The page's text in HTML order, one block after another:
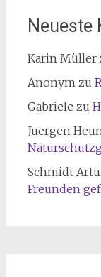
Neueste
Karin Müller
Anonymzu
Gabriele zu
Juergen
Schmidt
Freunden